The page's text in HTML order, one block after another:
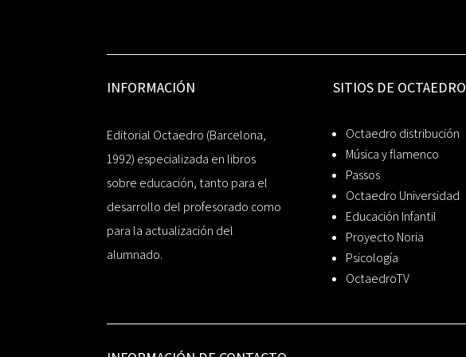
INFORMACIÓN
Editorial Octaedro (Barcelona,
1992) especializada en libros
sobre educación, tanto para el
desarrollo del profesorado como
para la actualización del
alumnado.
SITIOS DE OCTAEDRO
Octaedro distribución
Música y flamenco
Passos
Octaedro Universidad
Educación Infantil
Proyecto Noria
Psicología
OctaedroTV